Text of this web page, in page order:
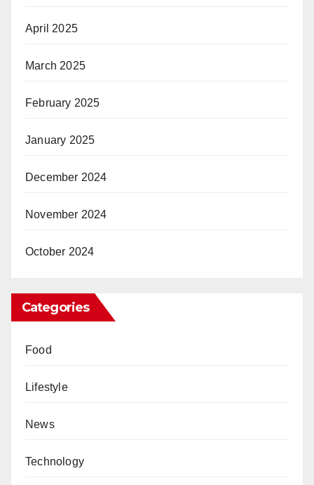
April 2025
March 2025
February 2025
January 2025
December 2024
November 2024
October 2024
Categories
Food
Lifestyle
News
Technology